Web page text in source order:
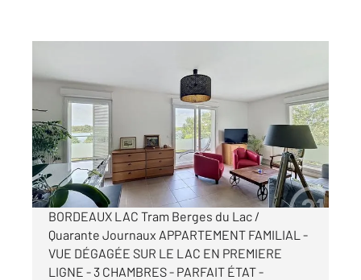
79,72 m
Ref : 26730
Appartement T4 à vendre
270 000 €
Visiter le site dédié
BORDEAUX LAC Tram Berges du Lac /
Quarante Journaux APPARTEMENT FAMILIAL -
VUE DÉGAGÉE SUR LE LAC EN PREMIERE
LIGNE - 3 CHAMBRES - PARFAIT ÉTAT -